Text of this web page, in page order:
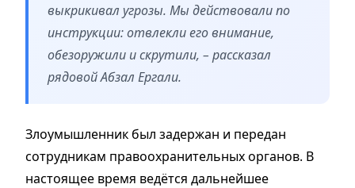
выкрикивал угрозы. Мы действовали по
инструкции: отвлекли его внимание,
обезоружили и скрутили, – рассказал
рядовой Абзал Ергали.
Злоумышленник был задержан и передан
сотрудникам правоохранительных органов. В
настоящее время ведётся дальнейшее